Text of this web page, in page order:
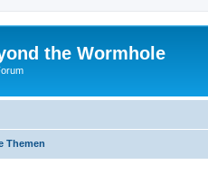
the Wormhole
Themen